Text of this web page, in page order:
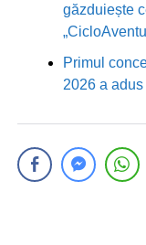
găzduiește
Primul
2026 a